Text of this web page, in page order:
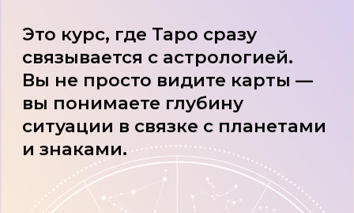
«Попасть на живой разбор с Ириной
Чукреевой — обычно задача со
звёздочкой. А здесь это часть вашего
курса»
Таро станет понятным инструментом,
с помощью которого можно
предсказывать будущие события,
вы будете легко делать расклады для
себя и близких